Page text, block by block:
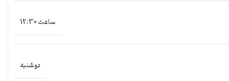
ساعت 12:30
دو شنبه